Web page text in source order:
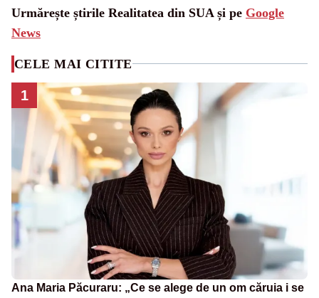
Urmărește știrile Realitatea din SUA și pe Google
News
CELE MAI CITITE
1
Ana Maria Păcuraru: „Ce se alege de un om căruia i se